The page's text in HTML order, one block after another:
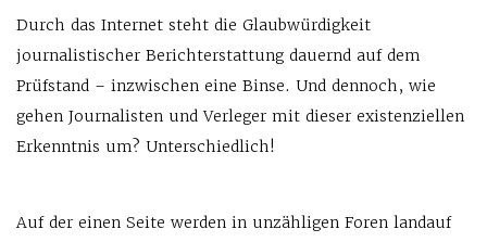
Durch das Internet steht die Glaubwürdigkeit
journalistischer Berichterstattung dauernd auf dem
Prüfstand – inzwischen eine Binse. Und dennoch, wie
gehen Journalisten und Verleger mit dieser existenziellen
Erkenntnis um? Unterschiedlich!
Auf der einen Seite werden in unzähligen Foren landauf